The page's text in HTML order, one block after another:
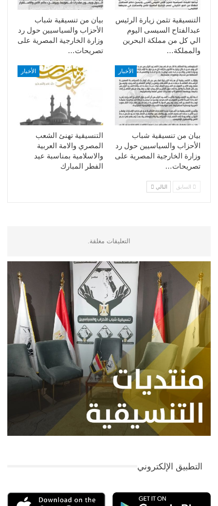
بيان من تنسيقية شباب
الأحزاب والسياسيين حول رد
وزارة الخارجية المصرية على
تصريحات…
التنسيقية تثمن زيارة الرئيس
عبدالفتاح السيسى اليوم
الي كل من مملكة البحرين
والمملكة…
الأخبار
التنسيقية تهنئ الشعب
المصري والامة العربية
والاسلامية بمناسبة عيد
الفطر المبارك
الأخبار
بيان من تنسيقية شباب
الأحزاب والسياسيين حول رد
وزارة الخارجية المصرية على
تصريحات…
السابق التالي
التعليقات مغلقة.
التطبيق الإلكتروني